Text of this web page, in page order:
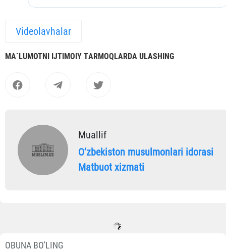
Videolavhalar
MА`LUMOTNI IJTIMOIY TАRMOQLАRDА ULАSHING
Muallif
Oʼzbekiston musulmonlari idorasi
Matbuot xizmati
OBUNA BO'LING